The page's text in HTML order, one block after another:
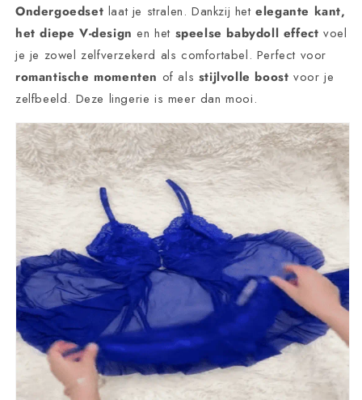
Ondergoedset laat je stralen. Dankzij hetelegante kant,
het diepe V-design en het speelse babydoll effect voel
je je zowel zelfverzekerd als comfortabel. Perfect voor
romantische momenten of als stijlvolle boost voor je
zelfbeeld. Deze lingerie is meer dan mooi.